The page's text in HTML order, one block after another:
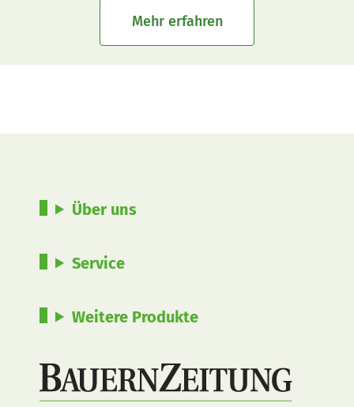
Mehr erfahren
Über uns
Service
Weitere Produkte